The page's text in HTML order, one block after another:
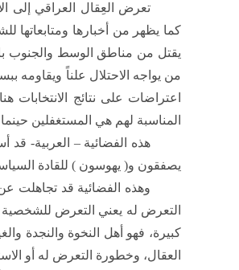
تعرض العِقال العراقي إلى
كما يظهر من أخبارها
يقتل من مناطق الوسط والجنوب
من يواجه الاحتلال علناً
اعتراضات على نتائج
المناسبة لهم هي المستغفلين حينما
هذه الفضائية – العربية-
يصفقون و( يهوسون ) للقادة
وهذه الفضائية قد تجاهلت
التعرض له يعني التعرض للشخصية
كبيرة، فهو أهل النخوة والنجدة
العقال، وخطورة التعرض له أو